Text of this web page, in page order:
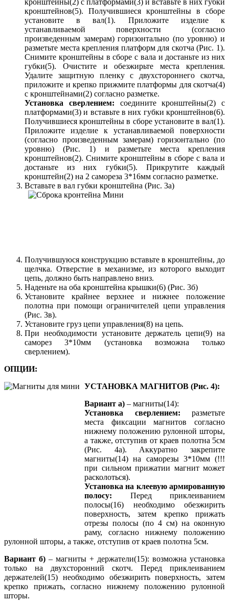
кронштейны(2) с платформами(3) и вставьте в них губки
кронштейнов(5). Получившиеся кронштейны в сборе
установите в вал(1). Приложите изделие к
устанавливаемой поверхности (согласно
произведенным замерам) горизонтально (по уровню) и
разметьте места крепления платформ для скотча (Рис. 1).
Снимите кронштейны в сборе с вала и достаньте из них
губки(5). Очистите и обезжирьте места крепления.
Удалите защитную пленку с двухстороннего скотча,
приложите и крепко прижмите платформы для скотча(4)
с кронштейнами(2) согласно разметке.
Установка сверлением: соедините кронштейны(2) с
платформами(3) и вставьте в них губки кронштейнов(6).
Получившиеся кронштейны в сборе установите в вал(1).
Приложите изделие к устанавливаемой поверхности
(согласно произведенным замерам) горизонтально (по
уровню) (Рис. 1) и разметьте места крепления
кронштейнов(2). Снимите кронштейны в сборе с вала и
достаньте из них губки(5). Прикрутите каждый
кронштейн(2) на 2 самореза 3*16мм согласно разметке.
Вставьте в вал губки кронштейна (Рис. 3а)
Получившуюся конструкцию вставьте в кронштейны, до
щелчка. Отверстие в механизме, из которого выходит
цепь, должно быть направлено вниз.
Наденьте на оба кронштейна крышки(6) (Рис. 3б)
Установите крайнее верхнее и нижнее положение
полотна при помощи ограничителей цепи управления
(Рис. 3в).
Установите груз цепи управления(8) на цепь.
При необходимости установите держатель цепи(9) на
саморез 3*10мм (установка возможна только
сверлением).
ОПЦИИ:
УСТАНОВКА МАГНИТОВ (Рис. 4):
Вариант а) – магниты(14):
Установка сверлением: разметьте
места фиксации магнитов согласно
нижнему положению рулонной шторы,
а также, отступив от краев полотна 5см
(Рис. 4а). Аккуратно закрепите
магниты(14) на саморезы 3*10мм (!!!
при сильном прижатии магнит может
расколоться).
Установка на клеевую армированную
полосу: Перед приклеиванием
полосы(16) необходимо обезжирить
поверхность, затем крепко прижать
отрезы полосы (по 4 см) на оконную
раму, согласно нижнему положению
рулонной шторы, а также, отступив от краев полотна 5см.
Вариант б) – магниты + держатели(15): возможна установка
только на двухсторонний скотч. Перед приклеиванием
держателей(15) необходимо обезжирить поверхность, затем
крепко прижать, согласно нижнему положению рулонной
шторы.